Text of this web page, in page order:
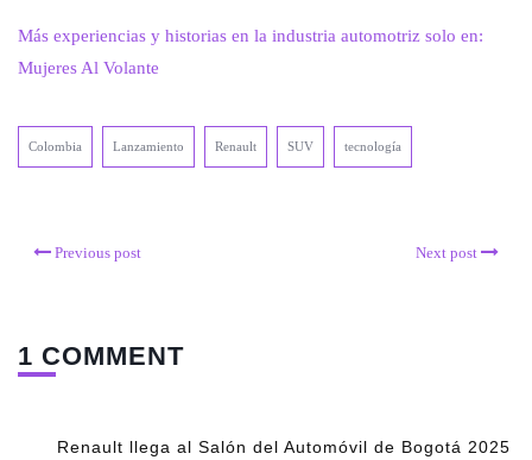
Más experiencias y historias en la industria automotriz solo en:
Mujeres Al Volante
Colombia Lanzamiento Renault SUV tecnología
Previous post Next post
1 COMMENT
Renault llega al Salón del Automóvil de Bogotá 2025